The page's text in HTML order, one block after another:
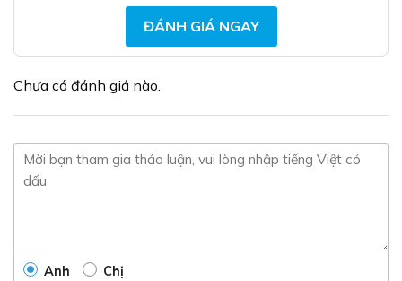
trên
trang
phẩm
ĐÁNH GIÁ NGAY
Chưa có đánh giá nào.
Anh Chị